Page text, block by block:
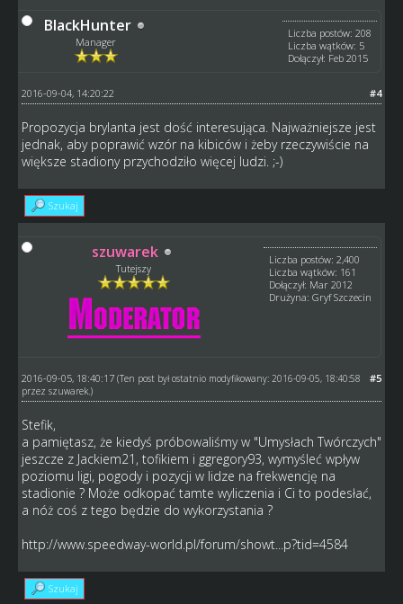
BlackHunter
Manager
Liczba postów: 208
Liczba wątków: 5
Dołączył: Feb 2015
#4
2016-09-04, 14:20:22
Propozycja brylanta jest dość interesująca. Najważniejsze jest
jednak, aby poprawić wzór na kibiców i żeby rzeczywiście na
większe stadiony przychodziło więcej ludzi. ;-)
Szukaj
szuwarek
Tutejszy
Liczba postów: 2,400
Liczba wątków: 161
Dołączył: Mar 2012
Drużyna: Gryf Szczecin
#5
2016-09-05, 18:40:17 (Ten post był ostatnio modyfikowany: 2016-09-05, 18:40:58
przez szuwarek.)
Stefik,
a pamiętasz, że kiedyś próbowaliśmy w "Umysłach Twórczych"
jeszcze z Jackiem21, tofikiem i ggregory93, wymyśleć wpływ
poziomu ligi, pogody i pozycji w lidze na frekwencję na
stadionie ? Może odkopać tamte wyliczenia i Ci to podesłać,
a nóż coś z tego będzie do wykorzystania ?
http://www.speedway-world.pl/forum/showt...p?tid=4584
Szukaj